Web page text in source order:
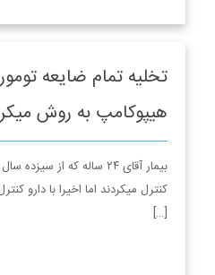
تخلیه تمام ضایعه
هیپوکامپ به روش
بیمار آقای ۲۴ ساله که از
کنترل میکردند اما اخیرا با دارو
[…]